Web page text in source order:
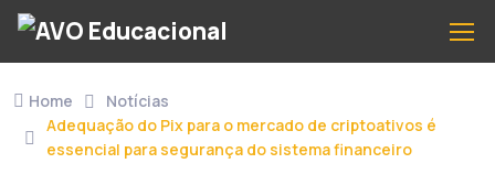
Home
Notícias
Adequação do Pix para o mercado de criptoativos é
essencial para segurança do sistema financeiro